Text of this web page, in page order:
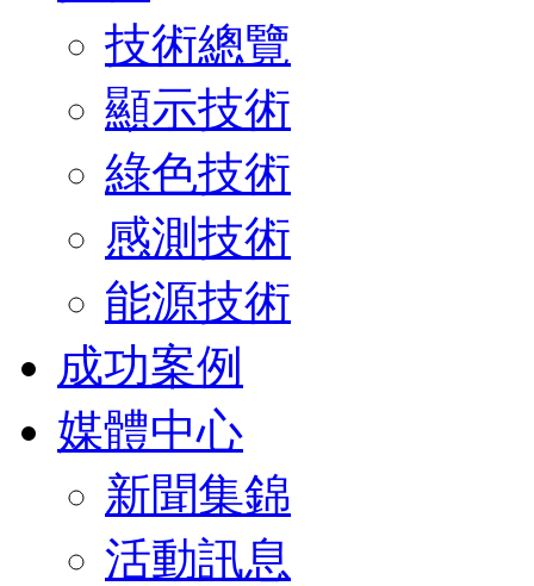
技術總覽
顯示技術
綠色技術
感測技術
能源技術
成功案例
媒體中心
新聞集錦
活動訊息